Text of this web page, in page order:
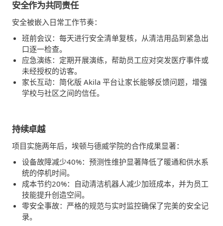
安全作为共同责任
安全被嵌入日常工作节奏：
班前会议：每天进行安全清单复核，从清洁用品到紧急出
口逐一检查。
应急演练：定期开展演练，帮助员工应对突发医疗事件或
未经授权的访客。
家长互动：简化版 Akila 平台让家长能够反馈问题，增强
学校与社区之间的信任。
持续卓越
项目实施两年后，埃顿与德威学院的合作成果显著：
设备故障减少40%：预测性维护显著降低了暖通和供水系
统的停机时间。
成本节约20%：自动清洁机器人减少加班成本，并为员工
技能提升创造空间。
零安全事故：严格的规范与实时监控确保了完美的安全记
录。